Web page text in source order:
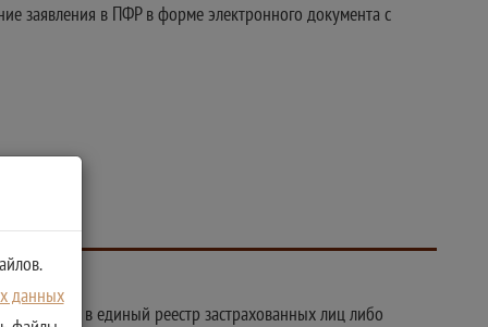
заявления в ПФР в форме электронного документа с
в единый реестр застрахованных лиц либо
данных